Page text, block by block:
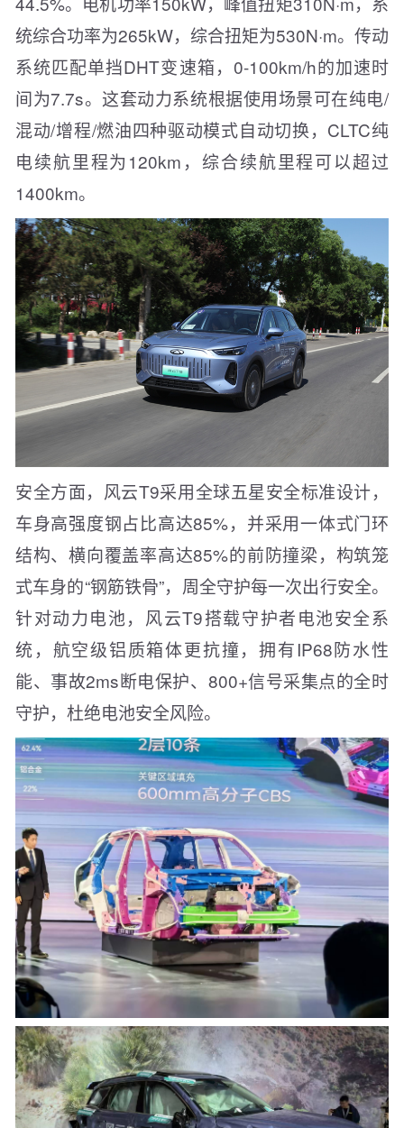
统综合功率为265kW，综合扭矩为530N·m。传动
系统匹配单挡DHT变速箱，0-100km/h的加速时
间为7.7s。这套动力系统根据使用场景可在纯电/
混动/增程/燃油四种驱动模式自动切换，CLTC纯
电续航里程为120km，综合续航里程可以超过
1400km。
安全方面，风云T9采用全球五星安全标准设计，
车身高强度钢占比高达85%，并采用一体式门环
结构、横向覆盖率高达85%的前防撞梁，构筑笼
式车身的“钢筋铁骨”，周全守护每一次出行安全。
针对动力电池，风云T9搭载守护者电池安全系
统，航空级铝质箱体更抗撞，拥有IP68防水性
能、事故2ms断电保护、800+信号采集点的全时
守护，杜绝电池安全风险。